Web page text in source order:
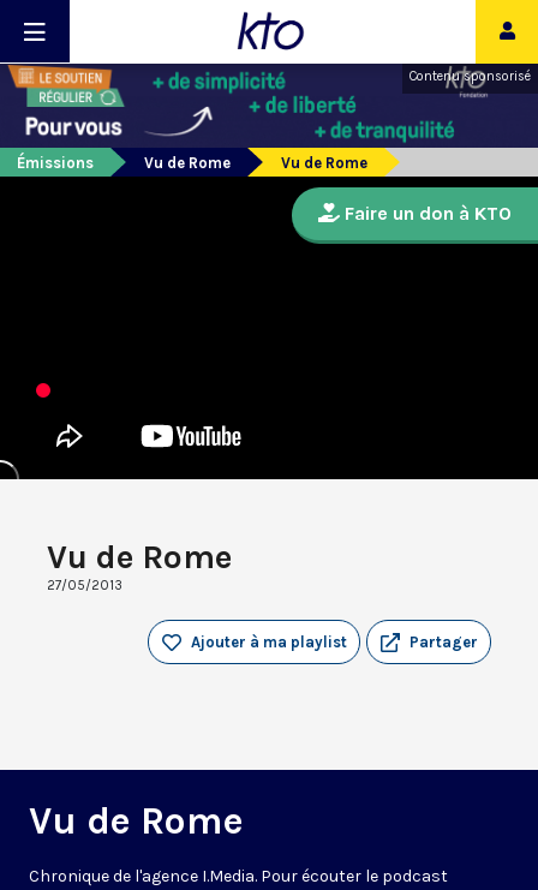
Contenu sponsorisé
Émissions Vu de Rome Vu de Rome
Vu de Rome
27/05/2013
Partager
Ajouter à ma playlist
Vu de Rome
Chronique de l'agence I.Media. Pour écouter le podcast
Faire un don à KTO